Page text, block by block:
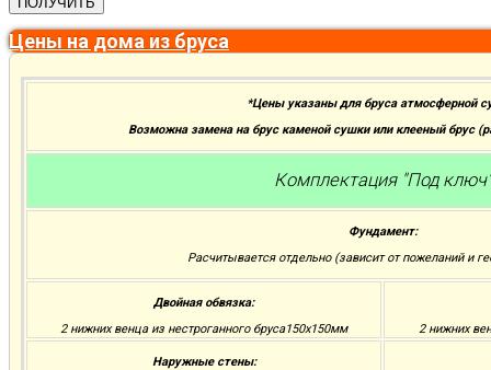
Цены на дома из бруса
*Цены указаны для бруса атмосферной
Возможна замена на брус каменой сушки или клееный брус
Комплектация "Под ключ"
Фундамент:
Расчитывается отдельно (зависит от пожеланий и
Двойная обвязка:
2 нижних венца из нестроганного бруса150х150мм
2 нижних
Наружные стены: